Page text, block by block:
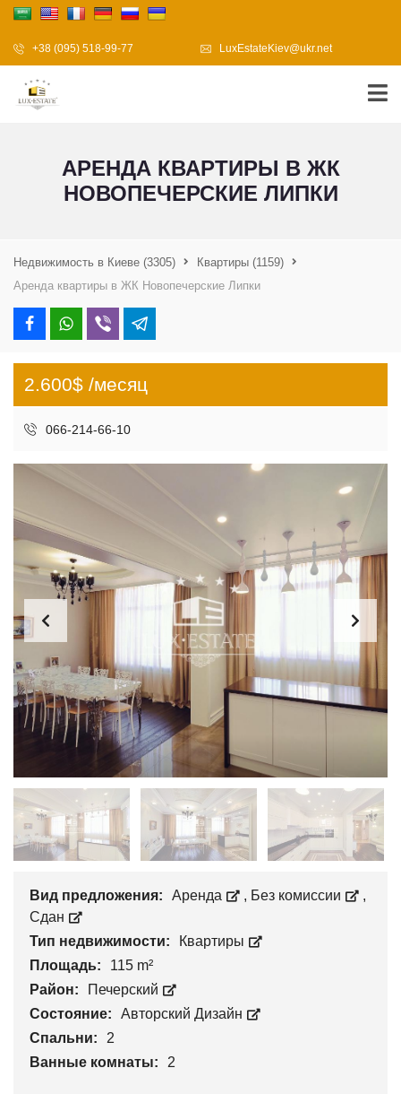
+38 (095) 518-99-77 LuxEstateKiev@ukr.net
АРЕНДА КВАРТИРЫ В ЖК
НОВОПЕЧЕРСКИЕ ЛИПКИ
Недвижимость в Киеве (3305) Квартиры (1159)
Аренда квартиры в ЖК Новопечерские Липки
2.600$ /месяц
066-214-66-10
Вид предложения: Аренда , Без комиссии
,
Сдан
Тип недвижимости:
Квартиры
Площадь:
115 m²
Район:
Печерский
Состояние:
Авторский Дизайн
Спальни:
2
Ванные комнаты:
2